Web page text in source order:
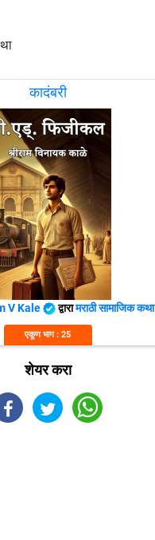
कादंबरी
V Kale द्वारामराठी सामाजिक कथा
एकूण भाग : 25
शेयर करा